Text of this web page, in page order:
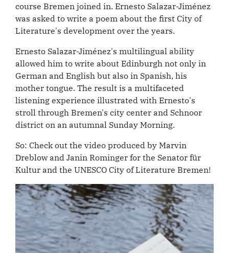
course Bremen joined in. Ernesto Salazar-Jiménez
was asked to write a poem about the first City of
Literature's development over the years.
Ernesto Salazar-Jiménez's multilingual ability
allowed him to write about Edinburgh not only in
German and English but also in Spanish, his
mother tongue. The result is a multifaceted
listening experience illustrated with Ernesto's
stroll through Bremen's city center and Schnoor
district on an autumnal Sunday Morning.
So: Check out the video produced by Marvin
Dreblow and Janin Rominger for the Senator für
Kultur and the UNESCO City of Literature Bremen!